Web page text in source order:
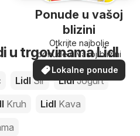
Ponude u vašoj
blizini
Otkrijte najbolje
ponude u vašoj blizini
Lokalne ponude
u trgovinama Lidl
LidlSir LidlJogurt
Kruh Lidl Kava